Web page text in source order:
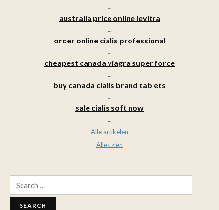
...
australia price online levitra
...
order online cialis professional
...
cheapest canada viagra super force
...
buy canada cialis brand tablets
...
sale cialis soft now
...
Alle artikelen
Alles zien